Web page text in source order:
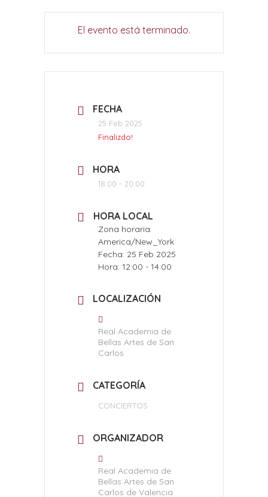
El evento está terminado.
FECHA
25 Feb 2025
Finalizdo!
HORA
18:00 - 20:00
HORA LOCAL
Zona horaria:
America/New_York
Fecha: 25 Feb 2025
Hora: 12:00 - 14:00
LOCALIZACIÓN
Real Academia de
Bellas Artes de San
Carlos
CATEGORÍA
CONCIERTOS
ORGANIZADOR
Real Academia de
Bellas Artes de San
Carlos de Valencia